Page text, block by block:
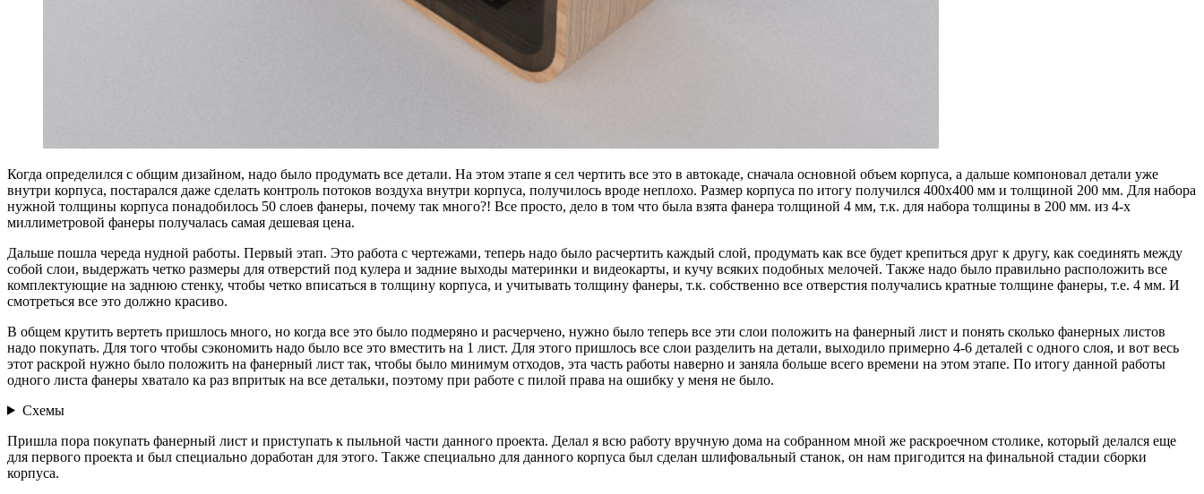
Когда определился с общим дизайном, надо было продумать все детали. На этом этапе я сел чертить все это в автокаде, сначала основной объем корпуса, а дальше компоновал детали уже
внутри корпуса, постарался даже сделать контроль потоков воздуха внутри корпуса, получилось вроде неплохо. Размер корпуса по итогу получился 400х400 мм и толщиной 200 мм. Для набора
нужной толщины корпуса понадобилось 50 слоев фанеры, почему так много?! Все просто, дело в том что была взята фанера толщиной 4 мм, т.к. для набора толщины в 200 мм. из 4-х
миллиметровой фанеры получалась самая дешевая цена.
Дальше пошла череда нудной работы. Первый этап. Это работа с чертежами, теперь надо было расчертить каждый слой, продумать как все будет крепиться друг к другу, как соединять между
собой слои, выдержать четко размеры для отверстий под кулера и задние выходы материнки и видеокарты, и кучу всяких подобных мелочей. Также надо было правильно расположить все
комплектующие на заднюю стенку, чтобы четко вписаться в толщину корпуса, и учитывать толщину фанеры, т.к. собственно все отверстия получались кратные толщине фанеры, т.е. 4 мм. И
смотреться все это должно красиво.
В общем крутить вертеть пришлось много, но когда все это было подмеряно и расчерчено, нужно было теперь все эти слои положить на фанерный лист и понять сколько фанерных листов
надо покупать. Для того чтобы сэкономить надо было все это вместить на 1 лист. Для этого пришлось все слои разделить на детали, выходило примерно 4-6 деталей с одного слоя, и вот весь
этот раскрой нужно было положить на фанерный лист так, чтобы было минимум отходов, эта часть работы наверно и заняла больше всего времени на этом этапе. По итогу данной работы
одного листа фанеры хватало ка раз впритык на все детальки, поэтому при работе с пилой права на ошибку у меня не было.
Схемы
Пришла пора покупать фанерный лист и приступать к пыльной части данного проекта. Делал я всю работу вручную дома на собранном мной же раскроечном столике, который делался еще
для первого проекта и был специально доработан для этого. Также специально для данного корпуса был сделан шлифовальный станок, он нам пригодится на финальной стадии сборки
корпуса.